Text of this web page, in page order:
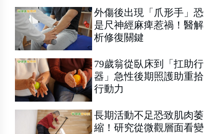
外傷後出現「爪形手」恐
是尺神經麻痺惹禍！醫解
析修復關鍵
79歲翁從臥床到「扛助行
器」急性後期照護助重拾
行動力
長期活動不足恐致肌肉萎
縮！研究從微觀層面看變